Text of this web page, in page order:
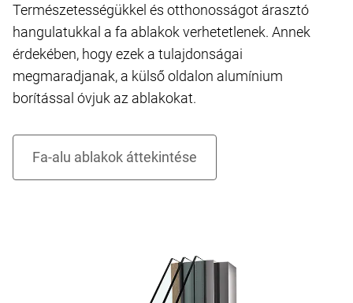
Természetességükkel és otthonosságot árasztó
hangulatukkal a fa ablakok verhetetlenek. Annek
érdekében, hogy ezek a tulajdonságai
megmaradjanak, a külső oldalon alumínium
borítással óvjuk az ablakokat.